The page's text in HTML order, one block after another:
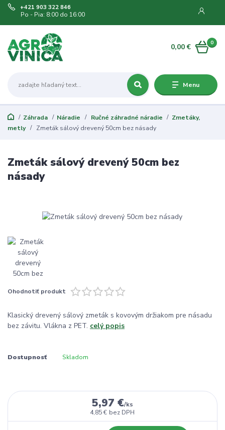
Menu
+421 903 322 846
Po - Pia: 8:00 do 16:00
0
0,00 €
Záhrada Náradie Ručné záhradné náradie
Zmetáky,
metly
Zmeták sálový drevený 50cm bez násady
Zmeták sálový drevený 50cm bez
násady
Ohodnotiť produkt
Klasický drevený sálový zmeták s kovovým držiakom pre násadu
bez závitu. Vlákna z PET. celý popis
Dostupnosť Skladom
5,97 €/ks
4,85 € bez DPH